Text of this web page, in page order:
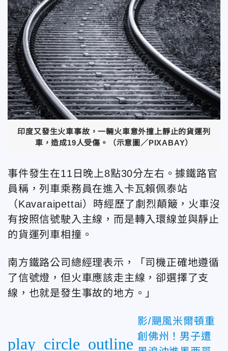
印度又發生火車事故，一輛火車意外撞上靜止的貨運列
車，造成19人受傷。（示意圖／PIXABAY）
事件發生在11日晚上8點30分左右。據鐵路官
員稱，列車乘務員在進入卡瓦賴佩泰站
（Kavaraipettai）時經歷了劇烈顛簸，火車沒
有按照信號駛入主線，而是轉入環線並與靜止
的貨運列車相撞。
南方鐵路公司總經理表示，「司機正確地遵循
了信號燈，但火車應該走主線，卻選擇了支
線，也就是發生事故的地方。」
play_circle_outline
影/颶風米爾頓重
創佛州！男子遭